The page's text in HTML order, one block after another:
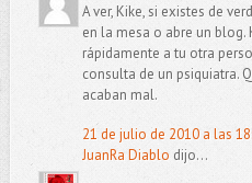
A ver, Kike, si existes de
en la mesa o abre un blog.
rápidamente a tu otra
consulta de un psiquiatra.
acaban mal.
21 de julio de 2010 a las
JuanRa Diablo dijo...